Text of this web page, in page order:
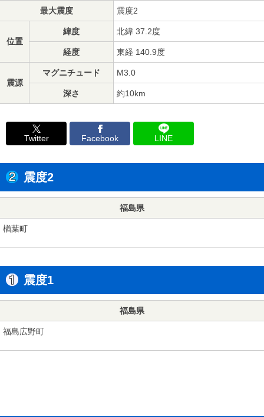
最大震度 震度2
位置
緯度 北緯 37.2度
経度 東経 140.9度
震源
マグニチュード M3.0
深さ 約10km
Twitter Facebook LINE
震度2
福島県
楢葉町
震度1
福島県
福島広野町